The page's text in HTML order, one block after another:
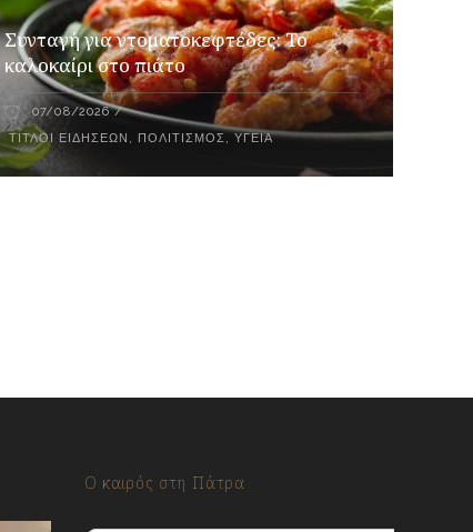
Συνταγή για ντοματοκεφτέδες: Το
καλοκαίρι στο πιάτο
07/08/2026
ΤΊΤΛΟΙ ΕΙΔΉΣΕΩΝ , ΠΟΛΙΤΙΣΜΌΣ,ΥΓΕΊΑ
Ο καιρός στη Πάτρα